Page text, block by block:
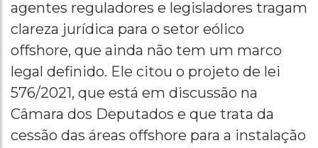
agentes reguladores e legisladores tragam
clareza jurídica para o setor eólico
offshore, que ainda não tem um marco
legal definido. Ele citou o projeto de lei
576/2021, que está em discussão na
Câmara dos Deputados e que trata da
cessão das áreas offshore para a instalação